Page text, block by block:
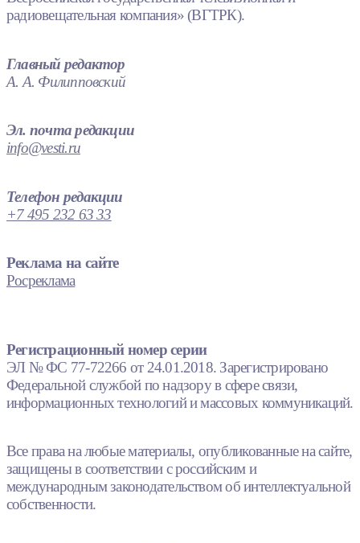
радиовещательная компания» (ВГТРК).
Главный редактор
А. А. Филипповский
Эл. почта редакции
info@vesti.ru
Телефон редакции
+7 495 232 63 33
Реклама на сайте
Росреклама
Регистрационный номер серии
ЭЛ № ФС 77-72266 от 24.01.2018. Зарегистрировано
Федеральной службой по надзору в сфере связи,
информационных технологий и массовых коммуникаций.
Все права на любые материалы, опубликованные на сайте,
защищены в соответствии с российским и
международным законодательством об интеллектуальной
собственности.